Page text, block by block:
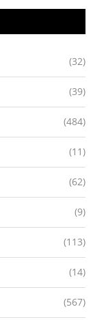
(32)
(39)
(484)
(11)
(62)
(9)
(113)
(14)
(567)